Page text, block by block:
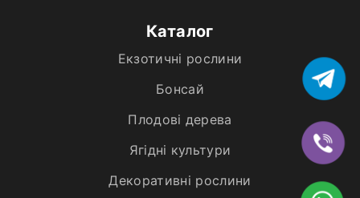
Каталог
Екзотичні рослини
Бонсай
Плодові дерева
Ягідні культури
Декоративні рослини